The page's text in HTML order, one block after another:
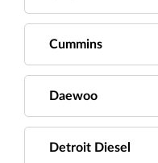
Cummins
Daewoo
Detroit Diesel